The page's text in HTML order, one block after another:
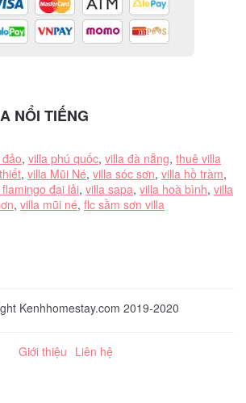
NỔI TIẾNG
, villa phú quốc, villa đà nẵng, thuê villa
, villa Mũi Né, villa sóc sơn, villa hồ tràm,
đại lải, villa sapa, villa hoà bình, villa
, villa mũi né, flc sầm sơn villa
Kenhhomestay.com 2019-2020
Giới thiệu Liên hệ